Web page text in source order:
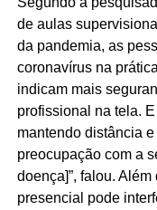
de aulas
da pandemia, as
coronavírus na
indicam mais
profissional na tela.
mantendo distância
preocupação com a
doença]”, falou.
presencial pode